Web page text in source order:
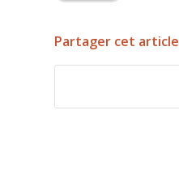
Partager cet article